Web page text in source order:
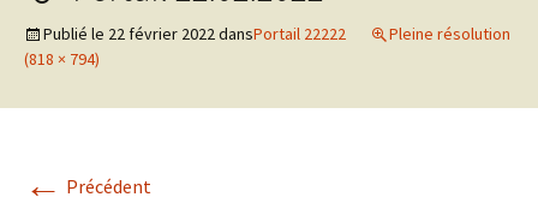
Publié le 22 février 2022dansPortail 22222
Pleine résolution
(818 × 794)
← Précédent